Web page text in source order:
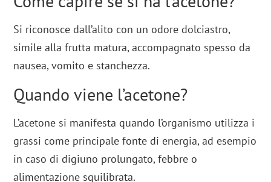
Si riconosce dall’alito con un odore dolciastro,
simile alla frutta matura, accompagnato spesso da
nausea, vomito e stanchezza.
Quando viene l’acetone?
L’acetone si manifesta quando l’organismo utilizza i
grassi come principale fonte di energia, ad esempio
in caso di digiuno prolungato, febbre o
alimentazione squilibrata.